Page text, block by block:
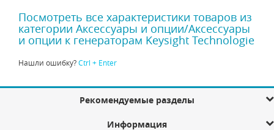
Посмотреть все характеристики товаров из
категории Аксессуары и опции/Аксессуары
и опции к генераторам Keysight Technologie
Нашли ошибку?Ctrl + Enter
Рекомендуемые разделы
Информация